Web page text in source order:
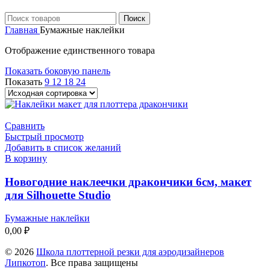
Поиск
Главная Бумажные наклейки
Отображение единственного товара
Показать боковую панель
Показать 9 12 18 24
Сравнить
Быстрый просмотр
Добавить в список желаний
В корзину
Новогодние наклеечки дракончики 6см, макет
для Silhouette Studio
Бумажные наклейки
0,00 ₽
© 2026 Школа плоттерной резки для аэродизайнеров
Липкотоп. Все права защищены